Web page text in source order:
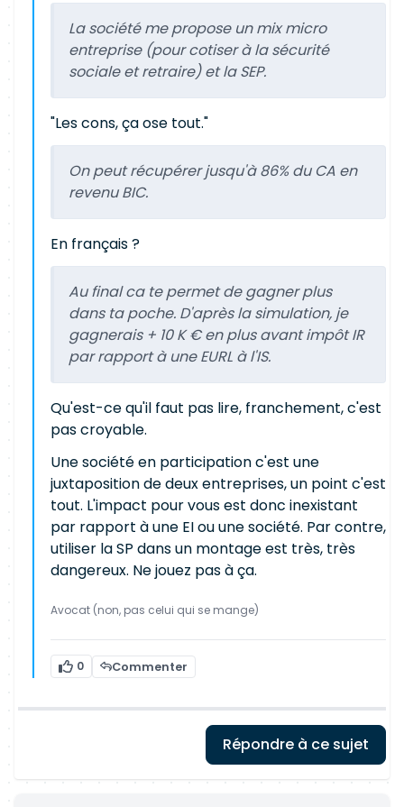
La société me propose un mix micro
entreprise (pour cotiser à la sécurité
sociale et retraire) et la SEP.
"Les cons, ça ose tout."
On peut récupérer jusqu'à 86% du CA en
revenu BIC.
En français ?
Au final ca te permet de gagner plus
dans ta poche. D'après la simulation, je
gagnerais + 10 K € en plus avant impôt IR
par rapport à une EURL à l'IS.
Qu'est-ce qu'il faut pas lire, franchement, c'est
pas croyable.
Une société en participation c'est une
juxtaposition de deux entreprises, un point c'est
tout. L'impact pour vous est donc inexistant
par rapport à une EI ou une société. Par contre,
utiliser la SP dans un montage est très, très
dangereux. Ne jouez pas à ça.
Avocat (non, pas celui qui se mange)
0 Commenter
Répondre à ce sujet